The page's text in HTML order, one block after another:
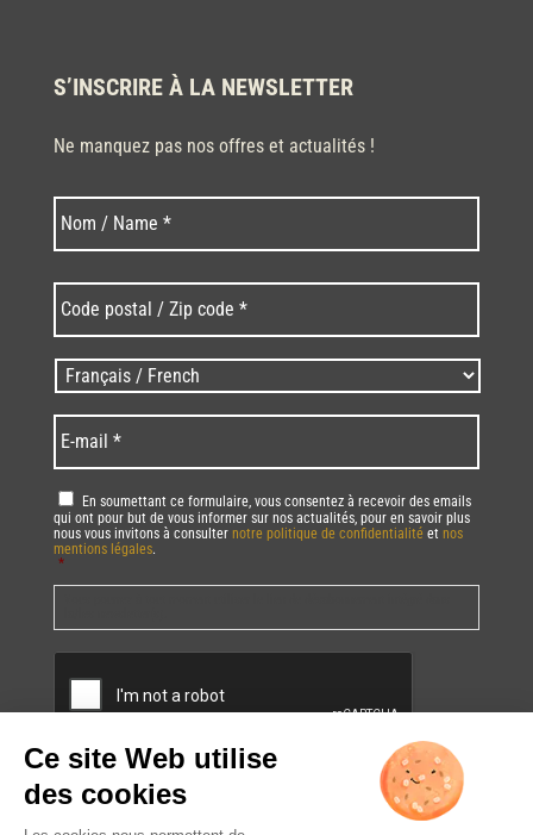
S’INSCRIRE À LA NEWSLETTER
Ne manquez pas nos offres et actualités !
Nom * Nom
postal
/
Zip
code
* *
Langues
/
Language *
mail *
RGPD *
En soumettant ce formulaire, vous consentez à recevoir des emails
qui ont pour but de vous informer sur nos actualités, pour en savoir plus
nous vous invitons à consulter notre politique de confidentialité et nos
mentions légales.
*